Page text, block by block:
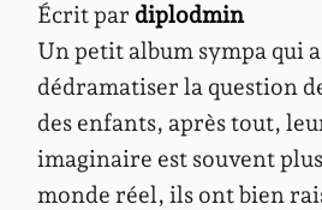
Écrit par diplodmin
Un petit album sympa qui
dédramatiser la question
des enfants, après tout,
imaginaire est souvent
monde réel, ils ont bien